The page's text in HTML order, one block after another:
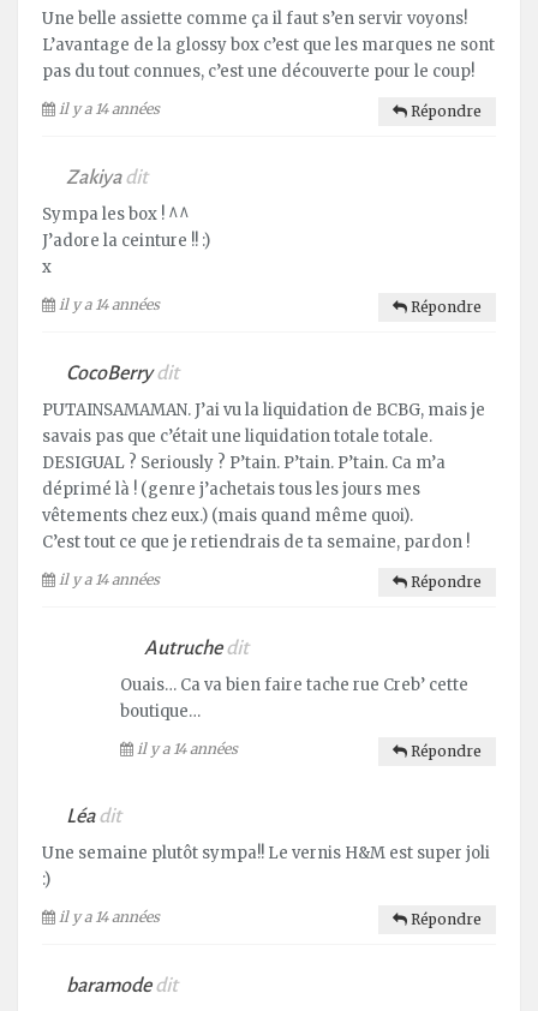
Une belle assiette comme ça il faut s’en servir voyons!
L’avantage de la glossy box c’est que les marques ne sont
pas du tout connues, c’est une découverte pour le coup!
il y a 14 années Répondre
Zakiyadit
Sympa les box ! ^^
J’adore la ceinture !! :)
x
il y a 14 années Répondre
CocoBerry dit
PUTAINSAMAMAN. J’ai vu la liquidation de BCBG, mais je
savais pas que c’était une liquidation totale totale.
DESIGUAL ? Seriously ? P’tain. P’tain. P’tain. Ca m’a
déprimé là ! (genre j’achetais tous les jours mes
vêtements chez eux.) (mais quand même quoi).
C’est tout ce que je retiendrais de ta semaine, pardon !
il y a 14 années Répondre
Autruche dit
Ouais… Ca va bien faire tache rue Creb’ cette
boutique…
il y a 14 années Répondre
Léa dit
Une semaine plutôt sympa!! Le vernis H&M est super joli
:)
il y a 14 années Répondre
baramode dit